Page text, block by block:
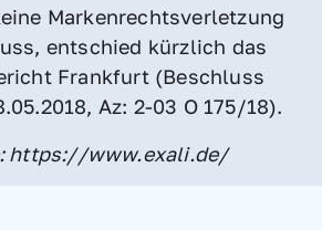
Markenrechtsverletzung
entschied kürzlich das
Frankfurt (Beschluss
Az: 2-03 O 175/18).
https://www.exali.de/